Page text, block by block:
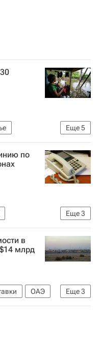
Еще5
Россия
по
Еще3
палата РФ
в
млрд
Еще3
ОАЭ